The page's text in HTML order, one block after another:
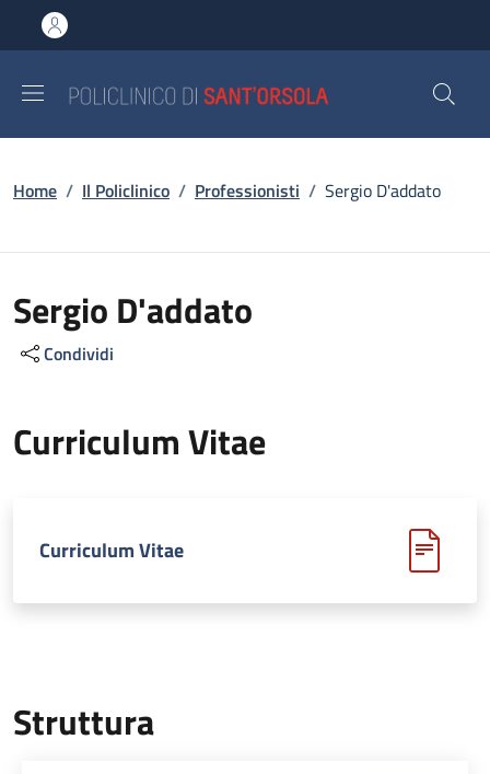
al contenuto principale
to footer content
Briciole di pane
Home / Il Policlinico / Professionisti / Sergio D'addato
Sergio D'addato
Condividi
Curriculum Vitae
Curriculum Vitae
Struttura